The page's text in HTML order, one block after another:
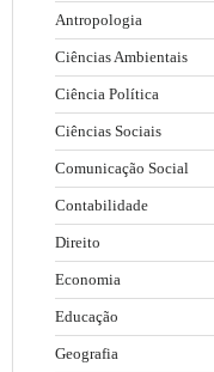
Antropologia
Ciências Ambientais
Ciência Política
Ciências Sociais
Comunicação Social
Contabilidade
Direito
Economia
Educação
Geografia